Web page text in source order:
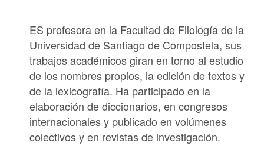
ES profesora en la Facultad de Filología de la
Universidad de Santiago de Compostela, sus
trabajos académicos giran en torno al estudio
de los nombres propios, la edición de textos y
de la lexicografía. Ha participado en la
elaboración de diccionarios, en congresos
internacionales y publicado en volúmenes
colectivos y en revistas de investigación.